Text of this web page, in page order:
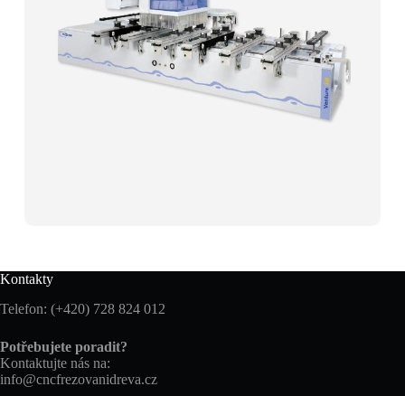
Kontakty
Telefon: (+420) 728 824 012
Potřebujete poradit?
Kontaktujte nás na:
info@cncfrezovanidreva.cz